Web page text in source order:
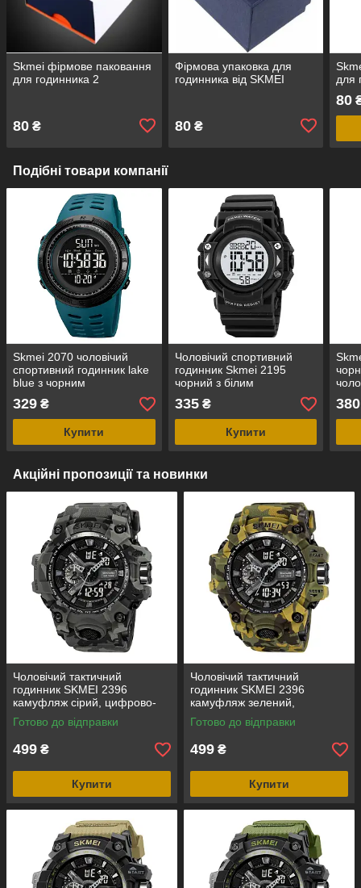
Skmei фірмове паковання
для годинника 2
80 ₴
Фірмова упаковка для
годинника від SKMEI
80₴
для
80
Подібні товари компанії
Skmei 2070 чоловічий
спортивний годинник lake
blue з чорним
циферблатом
329 ₴
Купити
Чоловічий спортивний
годинник Skmei 2195
чорний з білим
циферблатом
335₴
Купити
380
Акційні пропозиції та новинки
Чоловічий тактичний
годинник SKMEI 2396
камуфляж сірий, цифрово-
аналоговий, водозахист 5
ATM
Готово до відправки
499 ₴
Купити
Чоловічий тактичний
годинник SKMEI 2396
камуфляж зелений,
цифрово-аналоговий,
водозахист 5 ATM
Готово до відправки
499 ₴
Купити